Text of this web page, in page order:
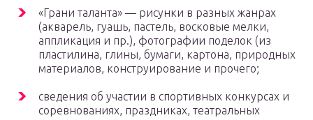
«Грани таланта» — рисунки в разных жанрах
(акварель, гуашь, пастель, восковые мелки,
аппликация и пр.), фотографии поделок (из
пластилина, глины, бумаги, картона, природных
материалов, конструирование и прочего;
сведения об участии в спортивных конкурсах и
соревнованиях, праздниках, театральных